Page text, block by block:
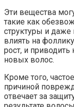
Эти вещества
такие как
структуры и даже
влиять на
рост, и
новых волос.
Кроме того,
причиной
отвечает за